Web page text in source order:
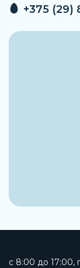
+375 (29)
c 8:00 до 17:00,